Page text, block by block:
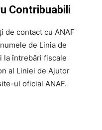
Contribuabili
de contact cu ANAF
de Linia de
la întrebări fiscale
al Liniei de Ajutor
ul oficial ANAF.